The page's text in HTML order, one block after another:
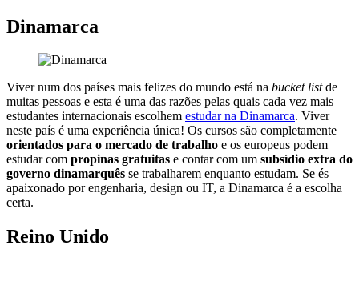
Dinamarca
Viver num dos países mais felizes do mundo está na bucket listde
muitas pessoas e esta é uma das razões pelas quais cada vez mais
estudantes internacionais escolhem estudar na Dinamarca. Viver
neste país é uma experiência única! Os cursos são completamente
orientados para o mercado de trabalho e os europeus podem
estudar com propinas gratuitas e contar com um subsídio extra do
governo dinamarquês se trabalharem enquanto estudam. Se és
apaixonado por engenharia, design ou IT, a Dinamarca é a escolha
certa.
Reino Unido